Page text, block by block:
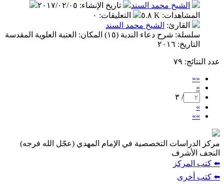
محمد السند
تاريخ الإنشاء :٢٠١٧/٠٢/٠٥
٥.٨ K التعليقات:٠
الشيخ محمد السند
سلسلة: شرح دعاء الندبة (١٥) المكان: العتبة العلوية المقدسة
التخصصية في الإمام المهدي (عجّل الله فرجه)